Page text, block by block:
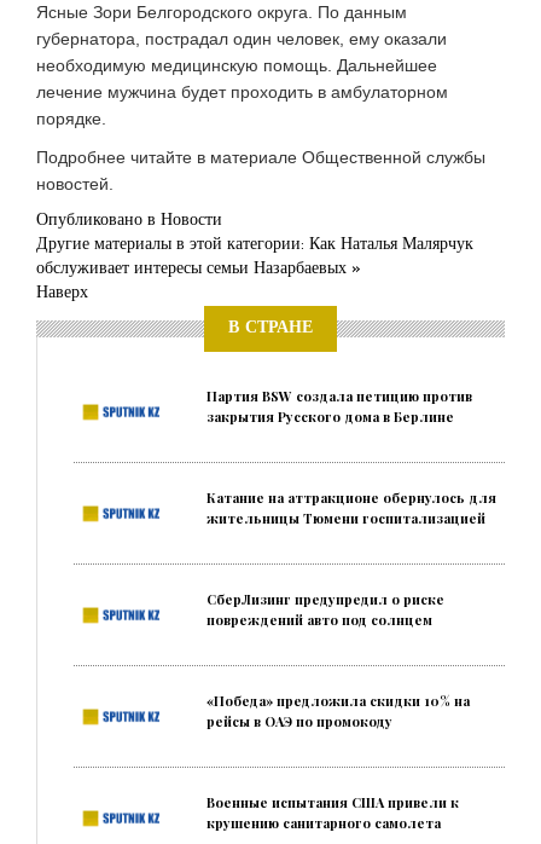
Ясные Зори Белгородского округа. По данным
губернатора, пострадал один человек, ему оказали
необходимую медицинскую помощь. Дальнейшее
лечение мужчина будет проходить в амбулаторном
порядке.
Подробнее читайте в материале Общественной службы
новостей.
Опубликовано в Новости
Другие материалы в этой категории: Как Наталья Малярчук
обслуживает интересы семьи Назарбаевых »
Наверх
В СТРАНЕ
Партия BSW создала петицию против
закрытия Русского дома в Берлине
Катание на аттракционе обернулось для
жительницы Тюмени госпитализацией
СберЛизинг предупредил о риске
повреждений авто под солнцем
«Победа» предложила скидки 10% на
рейсы в ОАЭ по промокоду
Военные испытания США привели к
крушению санитарного самолета